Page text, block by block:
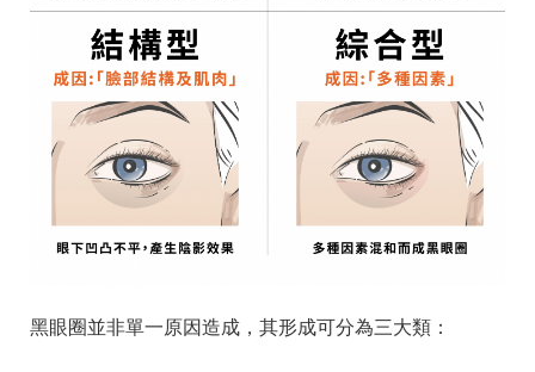
黑眼圈並非單一原因造成，其形成可分為三大類：